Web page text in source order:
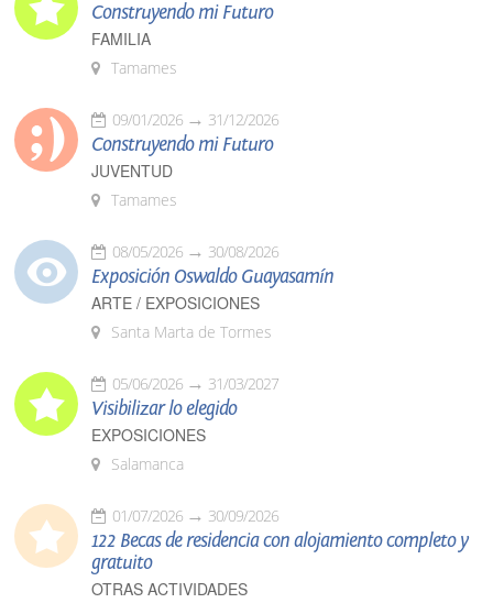
Construyendo mi Futuro
FAMILIA
Tamames
09/01/2026 31/12/2026
Construyendo mi Futuro
JUVENTUD
Tamames
08/05/2026 30/08/2026
Exposición Oswaldo Guayasamín
ARTE / EXPOSICIONES
Santa Marta de Tormes
05/06/2026 31/03/2027
Visibilizar lo elegido
EXPOSICIONES
Salamanca
01/07/2026 30/09/2026
122 Becas de residencia con alojamiento completo y
gratuito
OTRAS ACTIVIDADES